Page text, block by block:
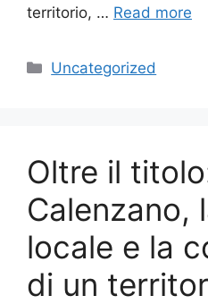
territorio, … Read more
Categories
Uncategorized
Oltre il
Calenzano,
locale e la
di un